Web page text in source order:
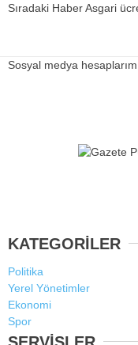
Sıradaki HaberAsgari
Sosyal medya
KATEGORİLER
Politika
Yerel Yönetimler
Ekonomi
Spor